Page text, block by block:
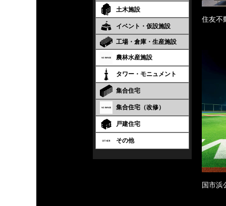
土木施設
イベント・仮設施設
工場・倉庫・生産施設
農林水産施設
タワー・モニュメント
集合住宅
集合住宅（改修）
戸建住宅
その他
住友不
国市浜